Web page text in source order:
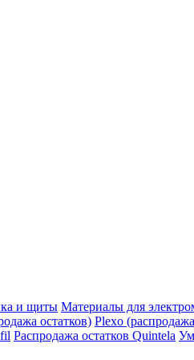
и щиты Материалы для
остатков) Plexo
Распродажа остатков Quintela